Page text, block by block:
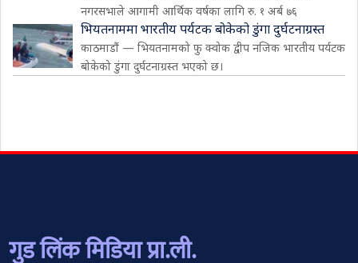
नगरसभाले आगामी आर्थिक वर्षका लागि रु. १ अर्ब ७६
भियतनाममा भारतीय पर्यटक बोकेको डुंगा दुर्घटनाग्रस्त
काठमाडौं — भियतनामको फु क्वोक द्वीप नजिक भारतीय पर्यटक
बोकेको डुंगा दुर्घटनाग्रस्त भएको छ।
गुड लिंक मिडिया प्रा.ली.